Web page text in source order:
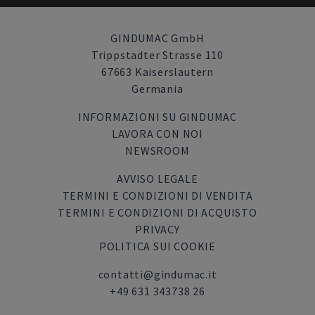
GINDUMAC GmbH
Trippstadter Strasse 110
67663 Kaiserslautern
Germania
INFORMAZIONI SU GINDUMAC
LAVORA CON NOI
NEWSROOM
AVVISO LEGALE
TERMINI E CONDIZIONI DI VENDITA
TERMINI E CONDIZIONI DI ACQUISTO
PRIVACY
POLITICA SUI COOKIE
contatti@gindumac.it
+49 631 343738 26